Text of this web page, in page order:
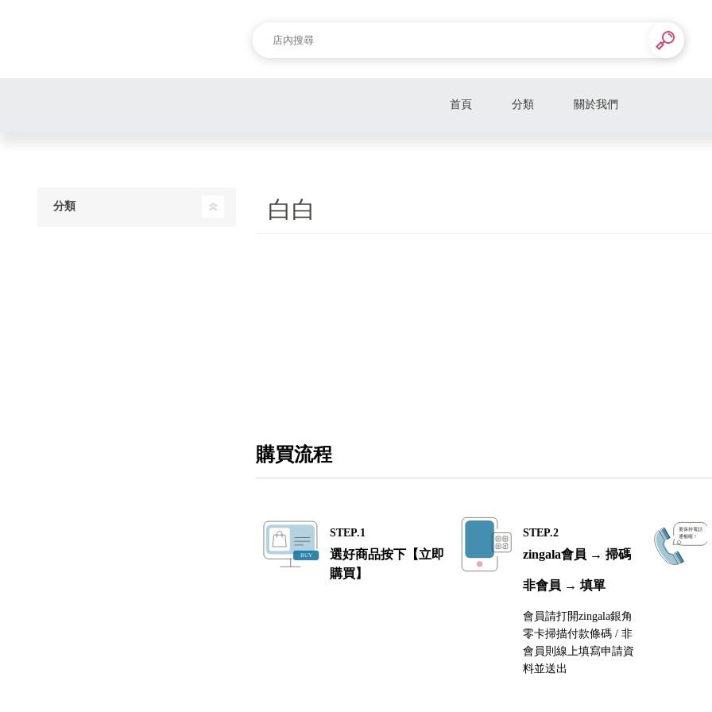
首頁 分類 關於我們
白白
購買流程
STEP.1
選好商品按下【立即
購買】
STEP.2
zingala會員 → 掃碼
非會員 → 填單
會員請打開zingala銀角
零卡掃描付款條碼 / 非
會員則線上填寫申請資
料並送出
分類